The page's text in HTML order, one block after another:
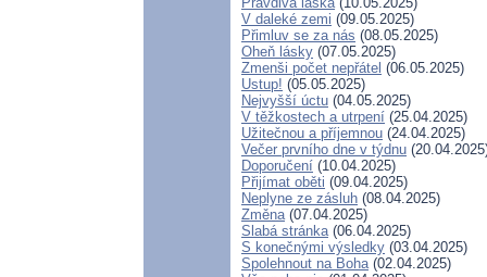
V daleké zemi (09.05.2025)
Přimluv se za nás (08.05.2025)
Oheň lásky (07.05.2025)
Zmenši počet nepřátel (06.05.2025)
Ustup! (05.05.2025)
Nejvyšší úctu (04.05.2025)
V těžkostech a utrpení (25.04.2025)
Užitečnou a příjemnou (24.04.2025)
Večer prvního dne v týdnu
Doporučení (10.04.2025)
Přijímat oběti (09.04.2025)
Neplyne ze zásluh (08.04.2025)
Změna(07.04.2025)
Slabá stránka(06.04.2025)
S konečnými výsledky (03.04.2025)
Spolehnout na Boha(02.04.2025)